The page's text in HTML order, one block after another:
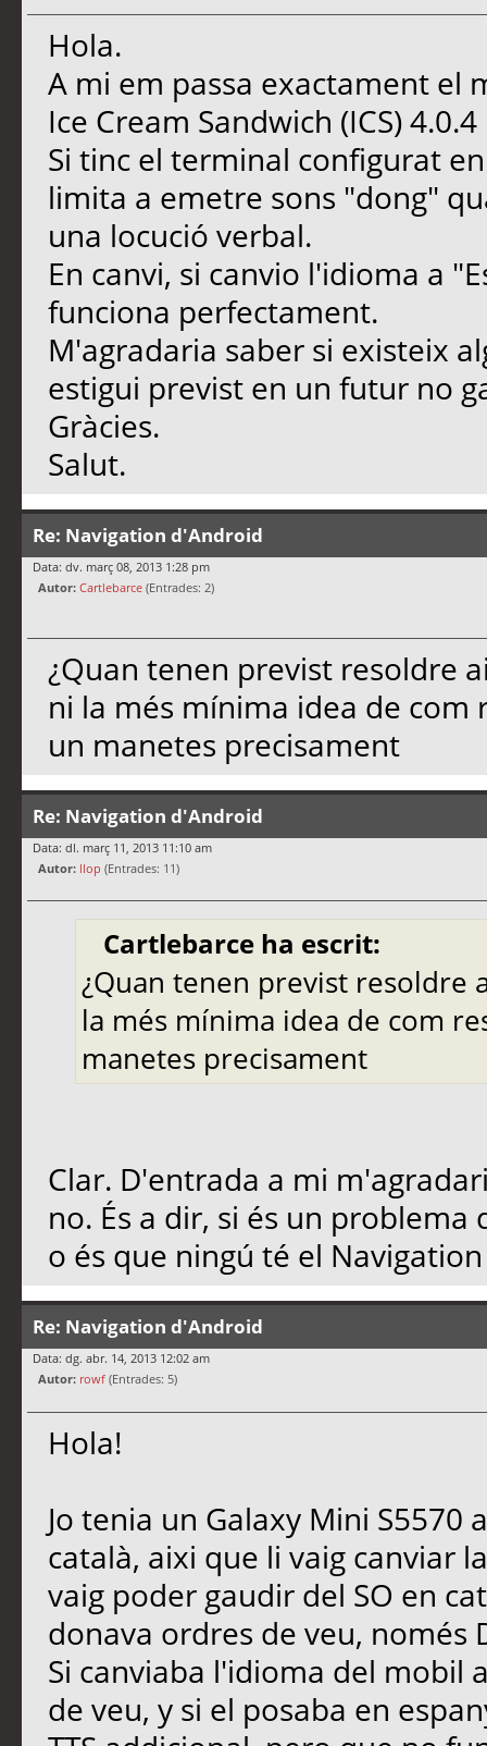
Hola.
A mi em passa exactament el
Ice Cream Sandwich (ICS) 4.0.4
Si tinc el terminal configurat
limita a emetre sons "dong"
una locució verbal.
En canvi, si canvio l'idioma a
funciona perfectament.
M'agradaria saber si existeix
estigui previst en un futur no
Gràcies.
Salut.
Re: Navigation d'Android
Data: dv. març 08, 2013 1:28 pm
Autor: Cartlebarce (Entrades: 2)
¿Quan tenen previst resoldre
ni la més mínima idea de com
un manetes precisament
Re: Navigation d'Android
Data: dl. març 11, 2013 11:10 am
Autor: llop (Entrades: 11)
Cartlebarce ha escrit:
¿Quan tenen previst resoldre
la més mínima idea de com
manetes precisament
Clar. D'entrada a mi
no. És a dir, si és un
o és que ningú té el
Re: Navigation d'Android
Data: dg. abr. 14, 2013 12:02 am
Autor: rowf (Entrades: 5)
Hola!
Jo tenia un Galaxy Mini S5570
català, aixi que li vaig canviar
vaig poder gaudir del SO en
donava ordres de veu, només
Si canviaba l'idioma del mobil
de veu, y si el posaba en